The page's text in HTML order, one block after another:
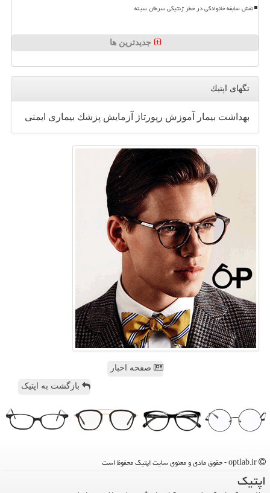
نقش سابقه خانوادگی در خطر ژنتیکی سرطان سینه
جدیدترین ها
تگهای اپتیك
بهداشت بیمار آموزش رپورتاژ آزمایش پزشك بیماری ایمنی
صفحه اخبار
بازگشت به اپتیک
اپتیك